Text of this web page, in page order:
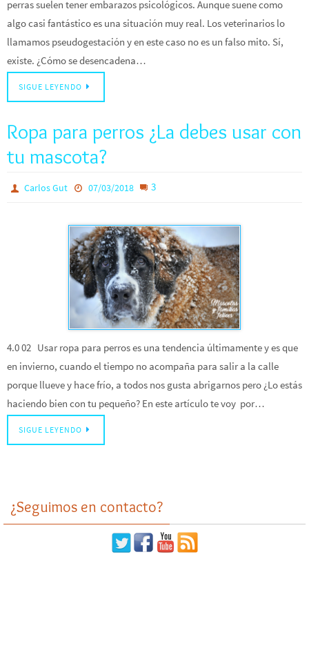
perras suelen tener embarazos psicológicos. Aunque suene como
algo casi fantástico es una situación muy real. Los veterinarios lo
llamamos pseudogestación y en este caso no es un falso mito. Sí,
existe. ¿Cómo se desencadena…
SIGUE LEYENDO
Ropa para perros ¿La debes usar con
tu mascota?
Carlos Gut 07/03/2018 3
4.0 02 Usar ropa para perros es una tendencia últimamente y es que
en invierno, cuando el tiempo no acompaña para salir a la calle
porque llueve y hace frío, a todos nos gusta abrigarnos pero ¿Lo estás
haciendo bien con tu pequeño? En este artículo te voy por…
SIGUE LEYENDO
¿Seguimos en contacto?